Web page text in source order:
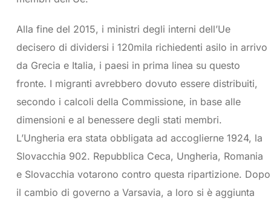
Alla fine del 2015, i ministri degli interni dell’Ue
decisero di dividersi i 120mila richiedenti asilo in arrivo
da Grecia e Italia, i paesi in prima linea su questo
fronte. I migranti avrebbero dovuto essere distribuiti,
secondo i calcoli della Commissione, in base alle
dimensioni e al benessere degli stati membri.
L’Ungheria era stata obbligata ad accoglierne 1924, la
Slovacchia 902. Repubblica Ceca, Ungheria, Romania
e Slovacchia votarono contro questa ripartizione. Dopo
il cambio di governo a Varsavia, a loro si è aggiunta